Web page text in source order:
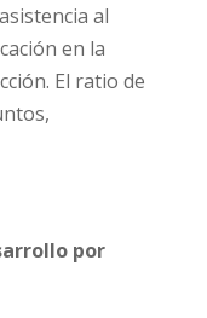
al
en la
El ratio de
por